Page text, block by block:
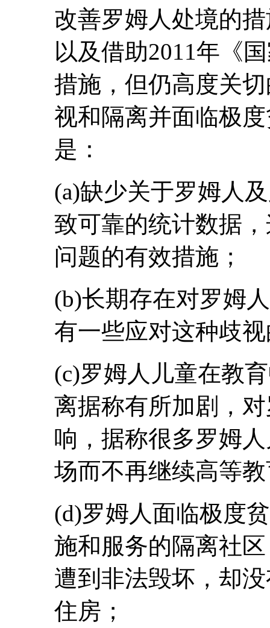
改善罗姆人处境的
以及借助2011年《
措施，但仍高度关
视和隔离并面临极
是：
(a)缺少关于罗姆人
致可靠的统计数据
问题的有效措施；
(b)长期存在对罗姆
有一些应对这种歧
(c)罗姆人儿童在教
离据称有所加剧，
响，据称很多罗姆
场而不再继续高等
(d)罗姆人面临极度
施和服务的隔离社
遭到非法毁坏，却
住房；